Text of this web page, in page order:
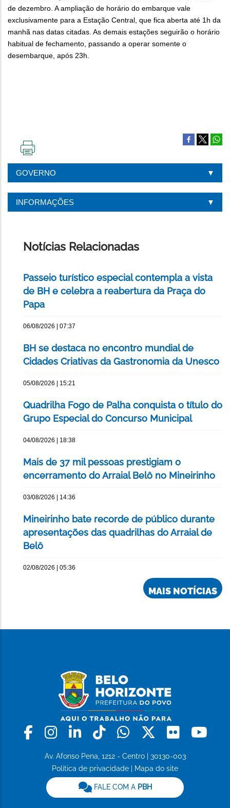
de dezembro. A ampliação de horário do embarque vale
exclusivamente para a Estação Central, que fica aberta até 1h da
manhã nas datas citadas. As demais estações seguirão o horário
habitual de fechamento, passando a operar somente o
desembarque, após 23h.
PÁGINA
GOVERNO
INFORMAÇÕES
Notícias Relacionadas
Passeio turístico especial contempla a vista
de BH e celebra a reabertura da Praça do
Papa
06/08/2026 | 07:37
BH se destaca no encontro mundial de
Cidades Criativas da Gastronomia da Unesco
05/08/2026 | 15:21
Quadrilha Fogo de Palha conquista o título do
Grupo Especial do Concurso Municipal
04/08/2026 | 18:38
Mais de 37 mil pessoas prestigiam o
encerramento do Arraial Belô no Mineirinho
03/08/2026 | 14:36
Mineirinho bate recorde de público durante
apresentações das quadrilhas do Arraial de
Belô
02/08/2026 | 05:36
MAIS NOTÍCIAS
Facebook
Instagram
LinkedinTiktokWhatsapp
X Flickr
Av. Afonso Pena, 1212 - Centro | 30130-003
Política de privacidade
Mapa do site
FALE COM A PBH